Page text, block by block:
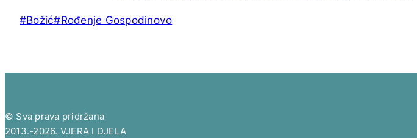
Post
#Božić#Rođenje Gospodinovo
© Sva prava pridržana
2013.-2026. VJERA I DJELA